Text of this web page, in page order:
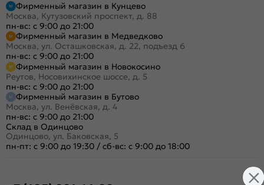
Фирменный магазин в Кунцево
Москва, Кутузовский проспект, д. 88
пн-вс: с 9:00 до 21:00
Фирменный магазин в Медведково
Москва, ул. Осташковская, д. 22, подъезд 6
пн-вс: с 9:00 до 21:00
Фирменный магазин в Новокосино
Реутов, Носовихинское шоссе, д. 5
пн-вс: с 9:00 до 21:00
Фирменный магазин в Бутово
Москва, ул. Венёвская, д. 4
пн-вс: с 9:00 до 21:00
Склад в Одинцово
Одинцово, ул. Баковская, 5
пн-пт: с 9:00 до 19:30 / сб-вс: с 9:00 до 18:00